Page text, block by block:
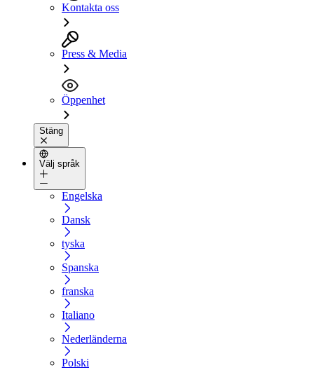
Kontakta oss
Press & Media
Öppenhet
Stäng
Välj språk
Engelska
Dansk
tyska
Spanska
franska
Italiano
Nederländerna
Polski